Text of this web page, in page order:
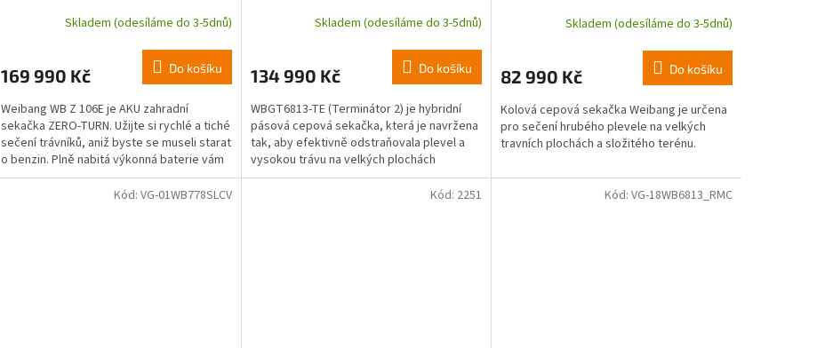
Skladem (odesíláme do 3-5dnů)
169 990 Kč Do košíku
Weibang WB Z 106E je AKU zahradní
sekačka ZERO-TURN. Užijte si rychlé a tiché
sečení trávníků, aniž byste se museli starat
o benzin. Plně nabitá výkonná baterie vám
umožní...
Skladem (odesíláme do 3-5dnů)
134 990 Kč Do košíku
WBGT6813-TE (Terminátor 2) je hybridní
pásová cepová sekačka, která je navržena
tak, aby efektivně odstraňovala plevel a
vysokou trávu na velkých plochách
složitého terénu. Je...
Skladem (odesíláme do 3-5dnů)
82 990 Kč Do košíku
Kolová cepová sekačka Weibang je určena
pro sečení hrubého plevele na velkých
travních plochách a složitého terénu.
Kód: VG-01WB778SLCV Kód: 2251 Kód: VG-18WB6813_RMC